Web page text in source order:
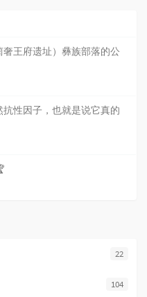
王府遗址）彝族部落的公
性因子，也就是说它真的
22
104